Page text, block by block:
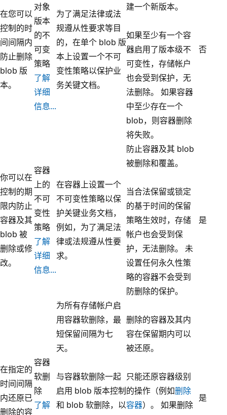
在您可以
控制的时
间间隔内
防止删除
blob 版
本。
对象
版本
的不
可变
策略
了解
详细
信息...
为了满足法律或法
规遵从性要求等目
的，在单个 blob 版
本上设置一个不可
变性策略以保护业
务关键文档。
建一个新版本。
如果至少有一个容
器启用了版本级不
可变性，存储帐户
也会受到保护，无
法删除。 如果容器
中至少存在一个
blob，则容器删除
将失败。
否
你可以在
控制的期
限内防止
容器及其
blob 被
删除或修
改。
容器
上的
不可
变性
策略
了解
详细
信息...
在容器上设置一个
不可变性策略以保
护关键业务文档，
例如，为了满足法
律或法规遵从性要
求。
防止容器及其 blob
被删除和覆盖。
当合法保留或锁定
的基于时间的保留
策略生效时，存储
帐户也会受到保
护，无法删除。 未
设置任何永久性策
略的容器不会受到
防删除的保护。
是
在指定的
时间间隔
内还原已
删除的容
容器
软删
除
了解
为所有存储帐户启
用容器软删除，最
短保留间隔为七
天。
与容器软删除一起
启用 blob 版本控制
和 blob 软删除，以
删除的容器及其内
容在保留期内可以
被还原。
只能还原容器级别
的操作（例如删除
容器）。 如果删除
是